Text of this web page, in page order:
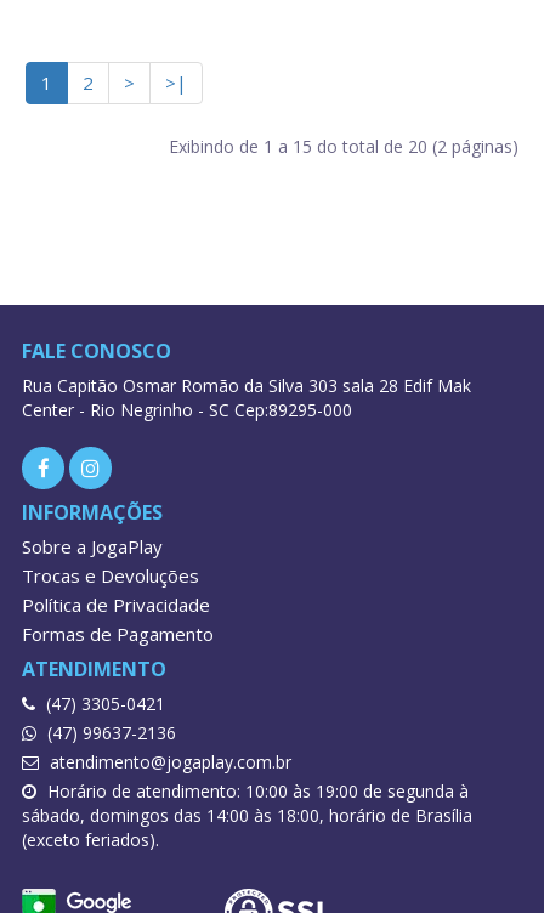
1 2 > >|
Exibindo de 1 a 15 do total de 20 (2 páginas)
FALE CONOSCO
Rua Capitão Osmar Romão da Silva 303 sala 28 Edif Mak
Center - Rio Negrinho - SC Cep:89295-000
INFORMAÇÕES
Sobre a JogaPlay
Trocas e Devoluções
Política de Privacidade
Formas de Pagamento
ATENDIMENTO
(47) 3305-0421
(47) 99637-2136
atendimento@jogaplay.com.br
Horário de atendimento: 10:00 às 19:00 de segunda à
sábado, domingos das 14:00 às 18:00, horário de Brasília
(exceto feriados).